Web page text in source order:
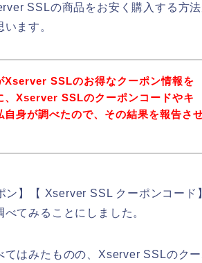
SSLの商品をお安く購入する方
ます。
Xserver SSLのお得なクーポン情報を
、Xserver SSLのクーポンコードやキ
自身が調べたので、その結果を報告さ
ン】【 Xserver SSL クーポンコード
てみることにしました。
はみたものの、Xserver SSLのク